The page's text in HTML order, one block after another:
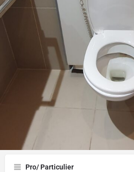
Votre annonce
Envoyer un message
Gallerie
Pro/ Particulier